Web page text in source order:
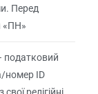
Перед
«ПН»
номер ID
релігійні